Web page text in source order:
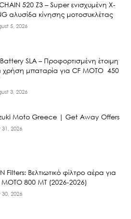
520 Ζ3 – Super ενισχυμένη X-
αλυσίδα κίνησης μοτοσυκλέτας
5, 2026
Battery SLA – Προφορτισμένη έτοιμη
χρήση μπαταρία για CF MOTO 450
3, 2026
Moto Greece | Get Away Offers
31, 2026
Filters: Βελτιωτικό φίλτρο αέρα για
ΜΟΤΟ 800 ΜΤ (2026-2026)
30, 2026